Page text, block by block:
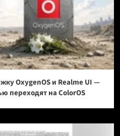
OxygenOS и Realme UI —
переходят на ColorOS